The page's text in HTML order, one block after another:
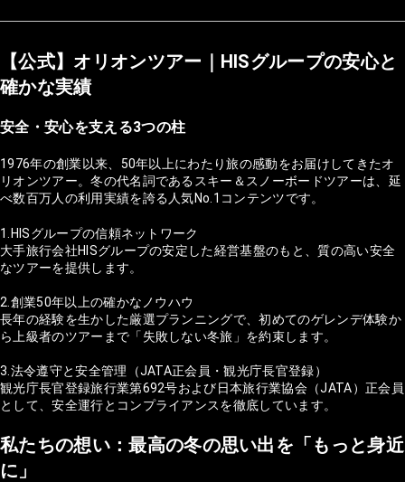
【公式】オリオンツアー｜HISグループの安心と
確かな実績
安全・安心を支える3つの柱
1976年の創業以来、50年以上にわたり旅の感動をお届けしてきたオ
リオンツアー。冬の代名詞であるスキー＆スノーボードツアーは、延
べ数百万人の利用実績を誇る人気No.1コンテンツです。
1.HISグループの信頼ネットワーク
大手旅行会社HISグループの安定した経営基盤のもと、質の高い安全
なツアーを提供します。
2.創業50年以上の確かなノウハウ
長年の経験を生かした厳選プランニングで、初めてのゲレンデ体験か
ら上級者のツアーまで「失敗しない冬旅」を約束します。
3.法令遵守と安全管理（JATA正会員・観光庁長官登録）
観光庁長官登録旅行業第692号および日本旅行業協会（JATA）正会員
として、安全運行とコンプライアンスを徹底しています。
私たちの想い：最高の冬の思い出を「もっと身近
に」